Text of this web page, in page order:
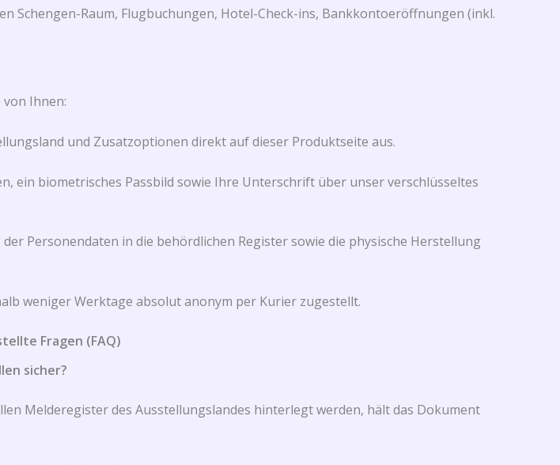
Schengen-Raum, Flugbuchungen, Hotel-Check-ins, Bankkontoeröffnungen (inkl.
Ihnen:
und Zusatzoptionen direkt auf dieser Produktseite aus.
ein biometrisches Passbild sowie Ihre Unterschrift über unser verschlüsseltes
Personendaten in die behördlichen Register sowie die physische Herstellung
weniger Werktage absolut anonym per Kurier zugestellt.
Fragen (FAQ)
sicher?
Melderegister des Ausstellungslandes hinterlegt werden, hält das Dokument